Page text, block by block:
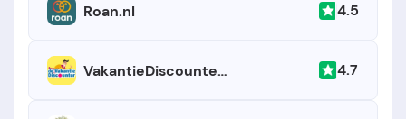
Roan.nl 4.5
VakantieDiscounter.be 4.7